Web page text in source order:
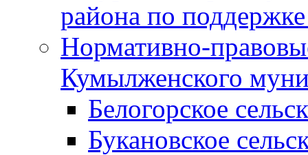
района по
Нормативно-
Кумылженского
Белогорское
Букановское